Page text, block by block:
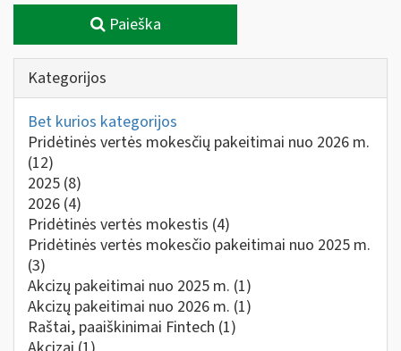
Paieška
Kategorijos
Bet kurios kategorijos
Pridėtinės vertės mokesčių pakeitimai nuo 2026 m.
(12)
2025 (8)
2026 (4)
Pridėtinės vertės mokestis (4)
Pridėtinės vertės mokesčio pakeitimai nuo 2025 m.
(3)
Akcizų pakeitimai nuo 2025 m. (1)
Akcizų pakeitimai nuo 2026 m. (1)
Raštai, paaiškinimai Fintech (1)